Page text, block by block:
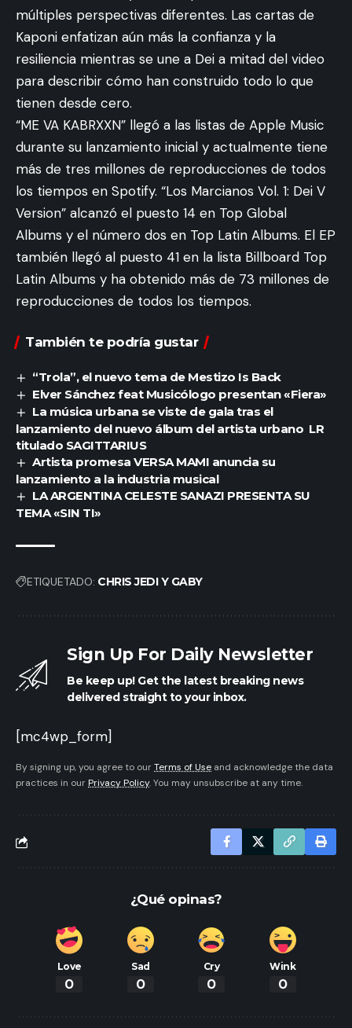
múltiples perspectivas diferentes. Las cartas de
Kaponi enfatizan aún más la confianza y la
resiliencia mientras se une a Dei a mitad del video
para describir cómo han construido todo lo que
tienen desde cero.
“ME VA KABRXXN” llegó a las listas de Apple Music
durante su lanzamiento inicial y actualmente tiene
más de tres millones de reproducciones de todos
los tiempos en Spotify. “Los Marcianos Vol. 1: Dei V
Version” alcanzó el puesto 14 en Top Global
Albums y el número dos en Top Latin Albums. El EP
también llegó al puesto 41 en la lista Billboard Top
Latin Albums y ha obtenido más de 73 millones de
reproducciones de todos los tiempos.
También te podría gustar
“Trola”, el nuevo tema de Mestizo Is Back
Elver Sánchez feat Musicólogo presentan «Fiera»
La música urbana se viste de gala tras el
lanzamiento del nuevo álbum del artista urbano LR
titulado SAGITTARIUS
Artista promesa VERSA MAMI anuncia su
lanzamiento a la industria musical
LA ARGENTINA CELESTE SANAZI PRESENTA SU
TEMA «SIN TI»
ETIQUETADO: CHRIS JEDI Y GABY
Sign Up For Daily Newsletter
Be keep up! Get the latest breaking news
delivered straight to your inbox.
[mc4wp_form]
By signing up, you agree to ourTerms of Use and acknowledge the data
practices in our Privacy Policy. You may unsubscribe at any time.
¿Qué opinas?
Love
0
Sad
0
Cry
0
Wink
0